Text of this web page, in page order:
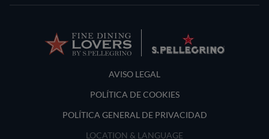
Terms and Conditions
AVISO LEGAL
POLÍTICA DE COOKIES
POLÍTICA GENERAL DE PRIVACIDAD
LOCATION & LANGUAGE